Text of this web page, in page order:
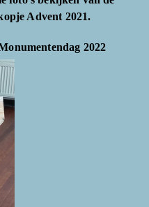
Advent 2021.
2022